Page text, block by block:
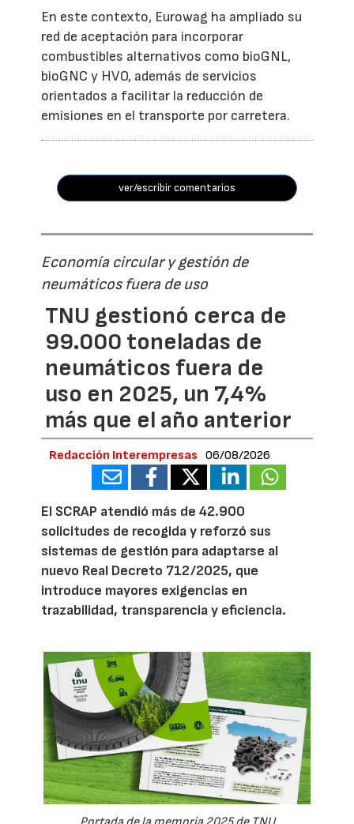
En este contexto, Eurowag ha ampliado su
red de aceptación para incorporar
combustibles alternativos como bioGNL,
bioGNC y HVO, además de servicios
orientados a facilitar la reducción de
emisiones en el transporte por carretera.
ver/escribir comentarios
Economía circular y gestión de
neumáticos fuera de uso
TNU gestionó cerca de
99.000 toneladas de
neumáticos fuera de
uso en 2025, un 7,4%
más que el año anterior
Redacción Interempresas 06/08/2026
El SCRAP atendió más de 42.900
solicitudes de recogida y reforzó sus
sistemas de gestión para adaptarse al
nuevo Real Decreto 712/2025, que
introduce mayores exigencias en
trazabilidad, transparencia y eficiencia.